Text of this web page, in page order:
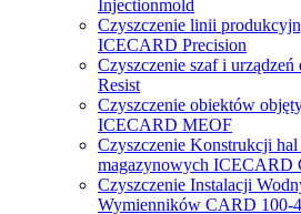
Injectionmold
Czyszczenie linii
ICECARD Precision
Czyszczenie szaf i
Resist
Czyszczenie obiektów
ICECARD MEOF
Czyszczenie Konstrukcji
magazynowych ICECARD
Czyszczenie Instalacji
Wymienników CARD 100-